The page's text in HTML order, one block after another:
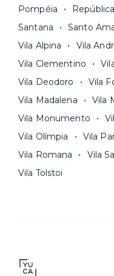
Pompéia
República
Santana
Santo
Vila Alpina
Vila
Vila Clementino
Vila Deodoro
Vila
Vila Madalena
Vila
Vila Monumento
Vila Olímpia
Vila
Vila Romana
Vila
Vila Tolstoi